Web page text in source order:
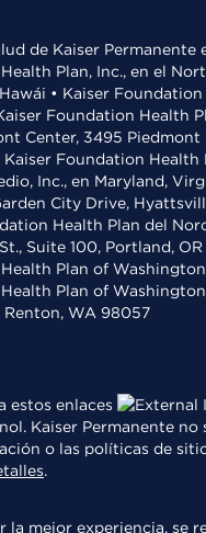
de Kaiser Permanente
Plan, Inc., en el
• Kaiser
Foundation Health
Center, 3495 Piedmont
Foundation Health
Inc., en Maryland,
City Drive,
Health Plan del
Suite 100, Portland, OR
Plan of
Plan of Washington
Renton, WA 98057
estos enlaces
Kaiser Permanente no
o las políticas de
.
la mejor experiencia, se